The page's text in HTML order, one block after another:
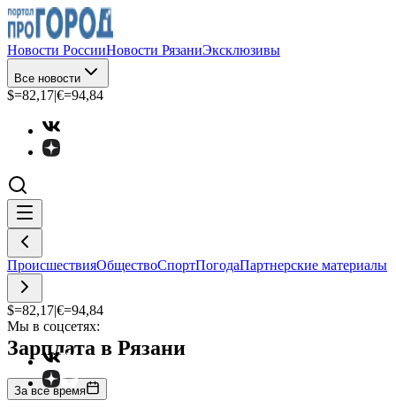
Новости РоссииНовости РязаниЭксклюзивы
Все новости
$=82,17|€=94,84
ПроисшествияОбществоСпортПогодаПартнерские материалы
$=82,17|€=94,84
Мы в соцсетях:
Зарплата в Рязани
За все время